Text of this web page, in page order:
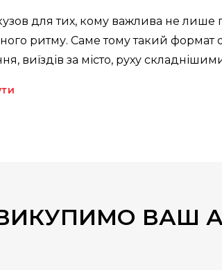
для тих, кому важлива не лише
ритму. Саме тому такий формат
виїздів за місто, руху
ВАШ